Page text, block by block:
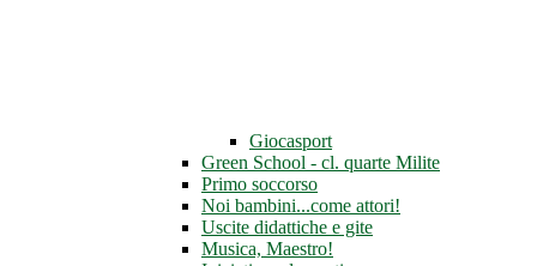
Giocasport
Green School - cl. quarte Milite
Primo soccorso
Noi bambini...come attori!
Uscite didattiche e gite
Musica, Maestro!